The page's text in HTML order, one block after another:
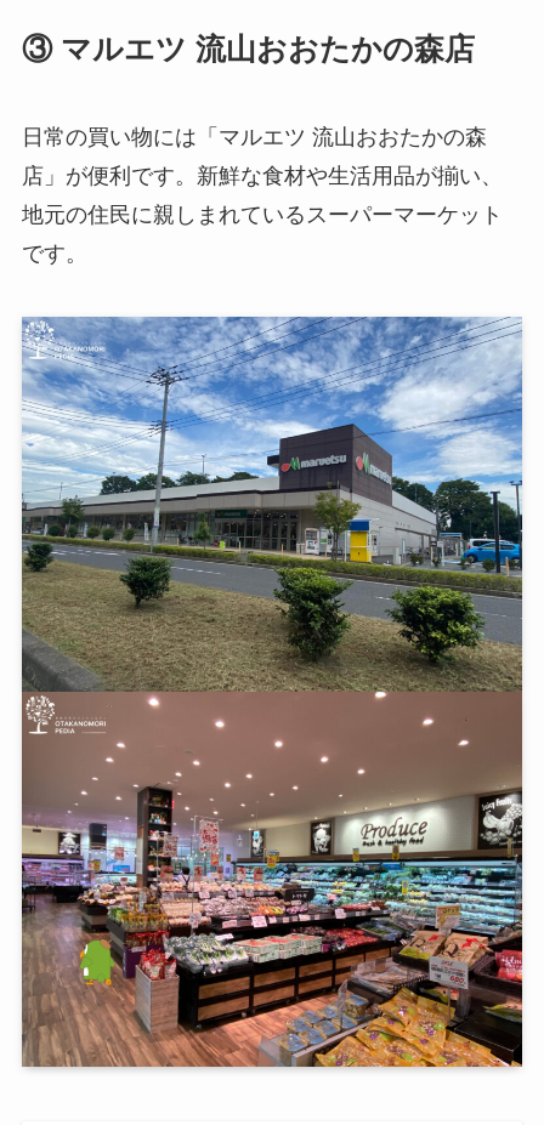
③ マルエツ 流山おおたかの森店
日常の買い物には「マルエツ 流山おおたかの森
店」が便利です。新鮮な食材や生活用品が揃い、
地元の住民に親しまれているスーパーマーケット
です。